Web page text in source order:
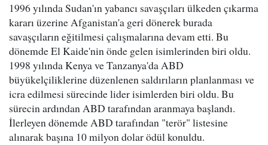
1996 yılında Sudan'ın yabancı savaşçıları ülkeden çıkarma
kararı üzerine Afganistan'a geri dönerek burada
savaşçıların eğitilmesi çalışmalarına devam etti. Bu
dönemde El Kaide'nin önde gelen isimlerinden biri oldu.
1998 yılında Kenya ve Tanzanya'da ABD
büyükelçiliklerine düzenlenen saldırıların planlanması ve
icra edilmesi sürecinde lider isimlerden biri oldu. Bu
sürecin ardından ABD tarafından aranmaya başlandı.
İlerleyen dönemde ABD tarafından "terör" listesine
alınarak başına 10 milyon dolar ödül konuldu.